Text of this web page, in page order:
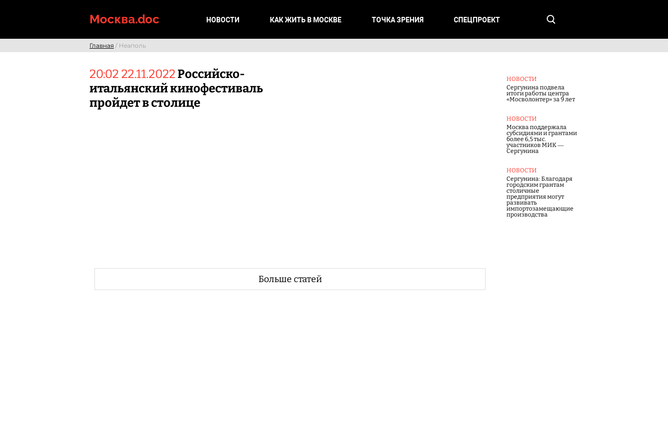
Москва.doc НОВОСТИ КАК ЖИТЬ В МОСКВЕ ТОЧКА ЗРЕНИЯ СПЕЦПРОЕКТ
Главная / Неаполь
20:02 22.11.2022Российско-
итальянский кинофестиваль
пройдет в столице
НОВОСТИ
Сергунина подвела
итоги работы центра
«Мосволонтер» за 9 лет
НОВОСТИ
Москва поддержала
субсидиями и грантами
более 6,5 тыс.
участников МИК —
Сергунина
НОВОСТИ
Сергунина: Благодаря
городским грантам
столичные
предприятия могут
развивать
импортозамещающие
производства
Больше статей